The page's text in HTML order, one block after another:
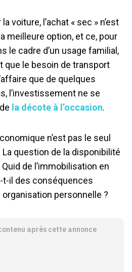
voiture, l’achat « sec » n’est
meilleure option, et ce, pour
le cadre d’un usage familial,
que le besoin de transport
que de quelques
l’investissement ne se
la décote à l’occasion.
n’est pas le seul
question de la disponibilité
de l’immobilisation en
t-il des conséquences
personnelle ?
après cette annonce